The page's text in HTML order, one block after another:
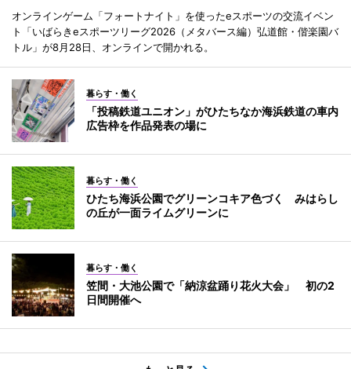
オンラインゲーム「フォートナイト」を使ったeスポーツの交流イベン
ト「いばらきeスポーツリーグ2026（メタバース編）弘道館・偕楽園バ
トル」が8月28日、オンラインで開かれる。
暮らす・働く
「投稿鉄道ユニオン」がひたちなか海浜鉄道の車内
広告枠を作品発表の場に
暮らす・働く
ひたち海浜公園でグリーンコキア色づく みはらし
の丘が一面ライムグリーンに
暮らす・働く
笠間・大池公園で「納涼盆踊り花火大会」 初の2
日間開催へ